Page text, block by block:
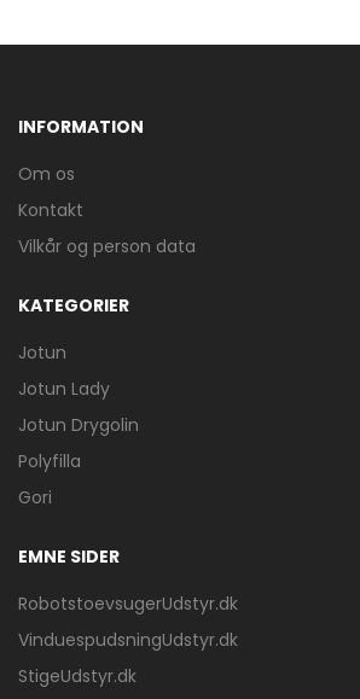
INFORMATION
Om os
Kontakt
Vilkår og person data
KATEGORIER
Jotun
Jotun Lady
Jotun Drygolin
Polyfilla
Gori
EMNE SIDER
RobotstoevsugerUdstyr.dk
VinduespudsningUdstyr.dk
StigeUdstyr.dk